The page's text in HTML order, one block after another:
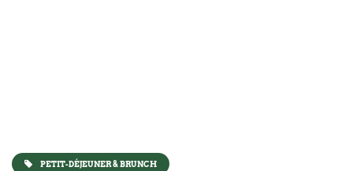
PETIT-DÉJEUNER & BRUNCH